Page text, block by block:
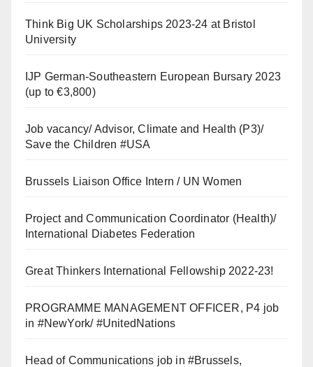
Think Big UK Scholarships 2023-24 at Bristol
University
IJP German-Southeastern European Bursary 2023
(up to €3,800)
Job vacancy/ Advisor, Climate and Health (P3)/
Save the Children #USA
Brussels Liaison Office Intern / UN Women
Project and Communication Coordinator (Health)/
International Diabetes Federation
Great Thinkers International Fellowship 2022-23!
PROGRAMME MANAGEMENT OFFICER, P4 job
in #NewYork/ #UnitedNations
Head of Communications job in #Brussels,